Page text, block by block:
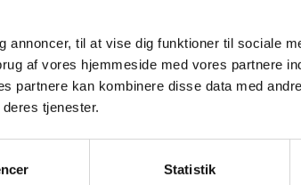
annoncer, til at vise dig funktioner til sociale
af vores hjemmeside med vores partnere
partnere kan kombinere disse data med
tjenester.
Statistik